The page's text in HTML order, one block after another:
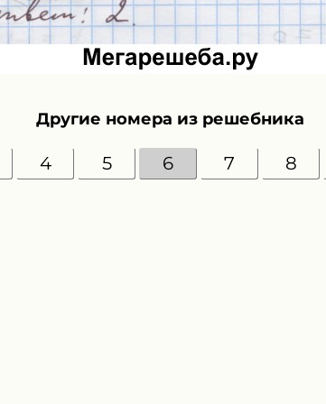
Другие номера из решебника
4 5 6 7 8